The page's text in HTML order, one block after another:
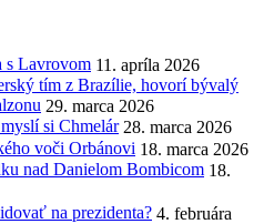
s Lavrovom 11. apríla 2026
tím z Brazílie, hovorí bývalý
29. marca 2026
si Chmelár 28. marca 2026
voči Orbánovi 18. marca 2026
nad Danielom Bombicom 18.
na prezidenta? 4. februára